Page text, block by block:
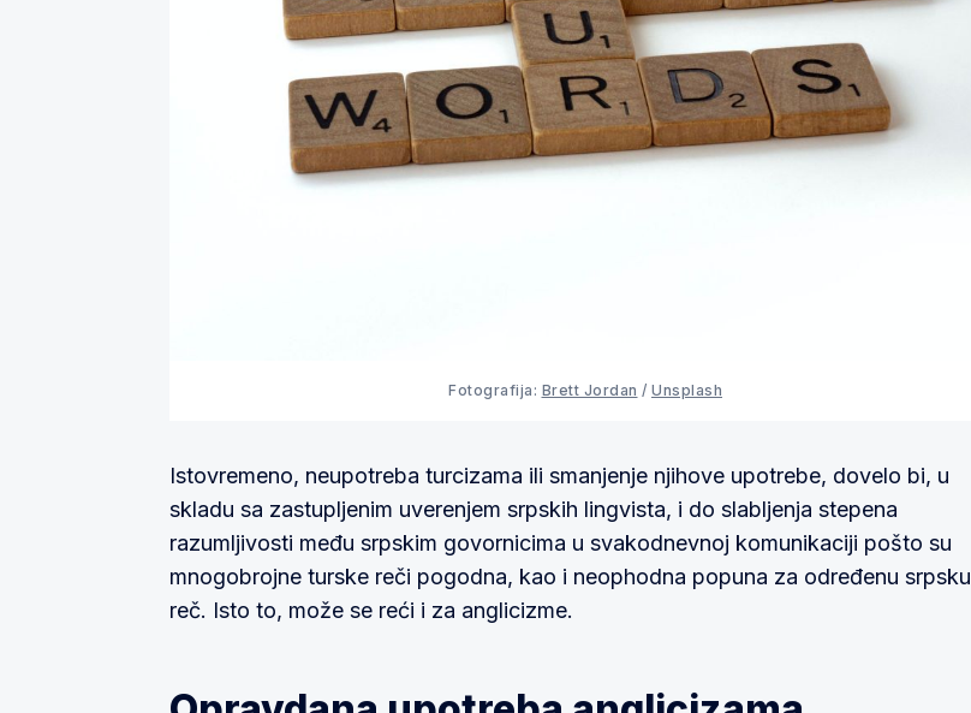
Fotografija: Brett Jordan / Unsplash
Istovremeno, neupotreba turcizama ili smanjenje njihove upotrebe, dovelo bi, u
skladu sa zastupljenim uverenjem srpskih lingvista, i do slabljenja stepena
razumljivosti među srpskim govornicima u svakodnevnoj komunikaciji pošto su
mnogobrojne turske reči pogodna, kao i neophodna popuna za određenu srpsku
reč. Isto to, može se reći i za anglicizme.